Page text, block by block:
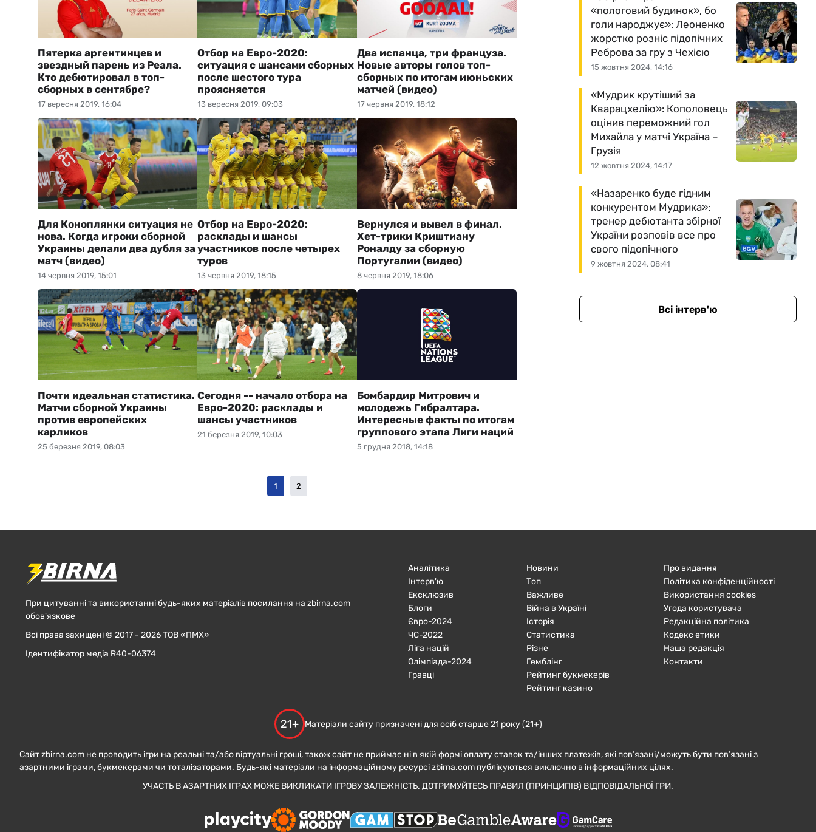
17 вересня 2019, 16:04
Пятерка аргентинцев и
звездный парень из Реала.
Кто дебютировал в топ-
сборных в сентябре?
13 вересня 2019, 09:03
Отбор на Евро-2020:
ситуация с шансами сборных
после шестого тура
проясняется
17 червня 2019, 18:12
Два испанца, три француза.
Новые авторы голов топ-
сборных по итогам июньских
матчей (видео)
14 червня 2019, 15:01
Для Коноплянки ситуация не
нова. Когда игроки сборной
Украины делали два дубля за
матч (видео)
13 червня 2019, 18:15
Отбор на Евро-2020:
расклады и шансы
участников после четырех
туров
8 червня 2019, 18:06
Вернулся и вывел в финал.
Хет-трики Криштиану
Роналду за сборную
Португалии (видео)
25 березня 2019, 08:03
Почти идеальная статистика.
Матчи сборной Украины
против европейских
карликов
21 березня 2019, 10:03
Сегодня -- начало отбора на
Евро-2020: расклады и
шансы участников
5 грудня 2018, 14:18
Бомбардир Митрович и
молодежь Гибралтара.
Интересные факты по итогам
группового этапа Лиги наций
1 2
15 жовтня 2024, 14:16
«пологовий будинок», бо
голи народжує»: Леоненко
жорстко розніс підопічних
Реброва за гру з Чехією
12 жовтня 2024, 14:17
«Мудрик крутіший за
Кварацхелію»: Кополовець
оцінив переможний гол
Михайла у матчі Україна –
Грузія
9 жовтня 2024, 08:41
«Назаренко буде гідним
конкурентом Мудрика»:
тренер дебютанта збірної
України розповів все про
свого підопічного
Всі інтерв'ю
При цитуванні та використанні будь-яких матеріалів посилання на zbirna.com
обов'язкове
Всі права захищені © 2017 - 2026 ТОВ «ПМХ»
Ідентифікатор медіа R40-06374
Аналітика
Інтерв'ю
Ексклюзив
Блоги
Євро-2024
ЧC-2022
Ліга націй
Олімпіада-2024
Гравці
Новини
Топ
Важливе
Війна в Україні
Історія
Статистика
Різне
Гемблінг
Рейтинг букмекерів
Рейтинг казино
Про видання
Політика конфіденційності
Використання cookies
Угода користувача
Редакційна політика
Кодекс етики
Наша редакція
Контакти
21+ Матеріали сайту призначені для осіб старше 21 року (21+)
Сайт zbirna.com не проводить ігри на реальні та/або віртуальні гроші, також сайт не приймає ні в якій формі оплату ставок та/інших платежів, які пов’язані/можуть бути пов’язані з
азартними іграми, букмекерами чи тоталізаторами. Будь-які матеріали на інформаційному ресурсі zbirna.com публікуються виключно в інформаційних цілях.
УЧАСТЬ В АЗАРТНИХ ІГРАХ МОЖЕ ВИКЛИКАТИ ІГРОВУ ЗАЛЕЖНІСТЬ. ДОТРИМУЙТЕСЬ ПРАВИЛ (ПРИНЦИПІВ) ВІДПОВІДАЛЬНОЇ ГРИ.